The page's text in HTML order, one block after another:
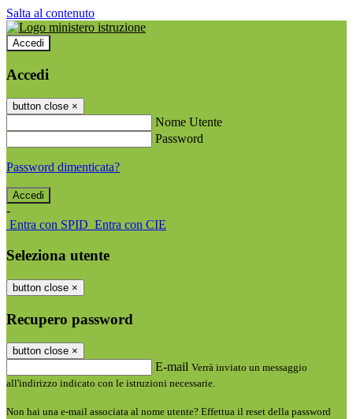
Salta al contenuto
Accedi
Accedi
button close ×
Nome Utente
Password
Password dimenticata?
-
Entra con SPID Entra con CIE
Seleziona utente
button close ×
Recupero password
button close ×
E-mail Verrà inviato un messaggio
all'indirizzo indicato con le istruzioni necessarie.
Non hai una e-mail associata al nome utente? Effettua il reset della password